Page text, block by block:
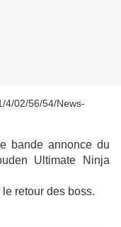
bande annonce du
Ultimate Ninja
retour des boss.